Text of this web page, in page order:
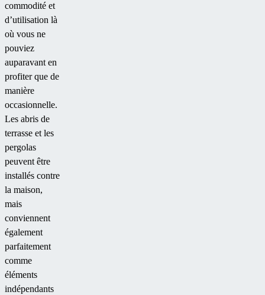
commodité et
d’utilisation là
où vous ne
pouviez
auparavant en
profiter que de
manière
occasionnelle.
Les abris de
terrasse et les
pergolas
peuvent être
installés contre
la maison,
mais
conviennent
également
parfaitement
comme
éléments
indépendants